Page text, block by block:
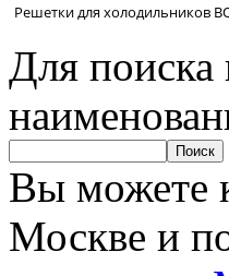
Решетки для холодильников
Для поиска
Вы можете
Москве и